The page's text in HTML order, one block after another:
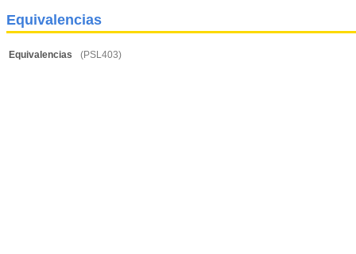
Equivalencias
Equivalencias (PSL403)